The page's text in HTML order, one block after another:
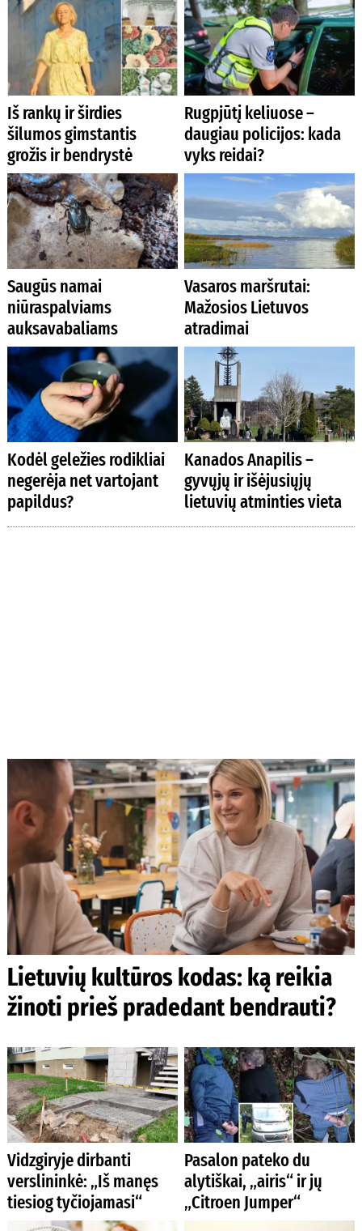
Iš rankų ir širdies
šilumos gimstantis
grožis ir bendrystė
Rugpjūtį keliuose –
daugiau policijos: kada
vyks reidai?
Saugūs namai
niūraspalviams
auksavabaliams
Vasaros maršrutai:
Mažosios Lietuvos
atradimai
Kodėl geležies rodikliai
negerėja net vartojant
papildus?
Kanados Anapilis –
gyvųjų ir išėjusiųjų
lietuvių atminties vieta
Lietuvių kultūros kodas: ką reikia
žinoti prieš pradedant bendrauti?
Vidzgiryje dirbanti
verslininkė: „Iš manęs
tiesiog tyčiojamasi“
Pasalon pateko du
alytiškai, „airis“ ir jų
„Citroen Jumper“